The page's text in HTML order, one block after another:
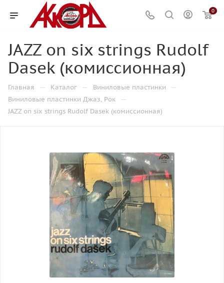
0
JAZZ on six strings Rudolf
Dasek (комиссионная)
Главная — Каталог — Виниловые пластинки —
Виниловые пластинки Джаз, Рок —
JAZZ on six strings Rudolf Dasek (комиссионная)